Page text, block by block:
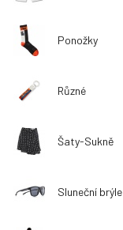
Ponožky
Různé
Šaty-Sukně
Sluneční brýle